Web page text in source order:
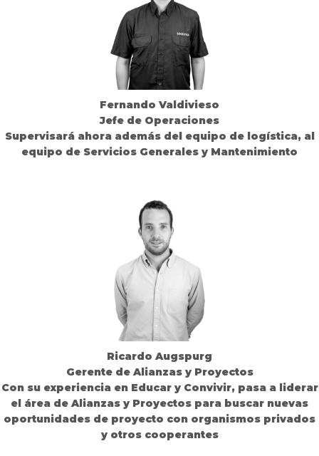
Fernando Valdivieso
Jefe de Operaciones
Supervisará ahora además del equipo de logística, al
equipo de Servicios Generales y Mantenimiento
Ricardo Augspurg
Gerente de Alianzas y Proyectos
Con su experiencia en Educar y Convivir, pasa a liderar
el área de Alianzas y Proyectos para buscar nuevas
oportunidades de proyecto con organismos privados
y otros cooperantes